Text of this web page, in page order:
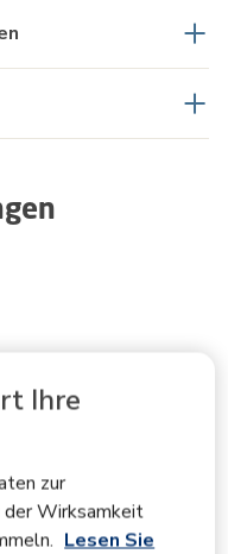
Ihre
zur
der Wirksamkeit
Lesen Sie
Bewertungen zu